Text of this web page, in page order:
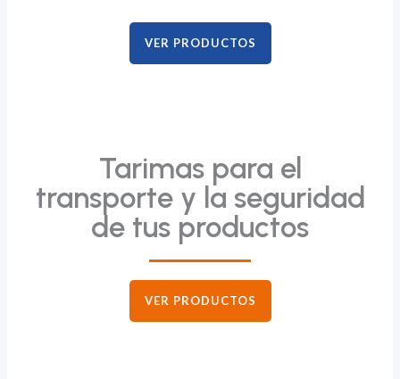
VER PRODUCTOS
Tarimas para el
transporte y la seguridad
de tus productos
VER PRODUCTOS